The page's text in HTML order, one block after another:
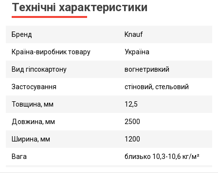
Технічні характеристики
Бренд Knauf
Країна-виробник товару Україна
Вид гіпсокартону вогнетривкий
Застосування стіновий, стельовий
Товщина, мм 12,5
Довжина, мм 2500
Ширина, мм 1200
Вага близько 10,3-10,6 кг/м²